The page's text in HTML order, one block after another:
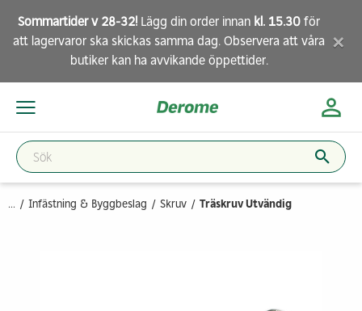
Sommartider v 28-32! Lägg din order innan kl. 15.30 för
att lagervaror ska skickas samma dag. Observera att våra
butikerkan ha avvikande öppettider. ×
... Infästning & Byggbeslag Skruv Träskruv Utvändig